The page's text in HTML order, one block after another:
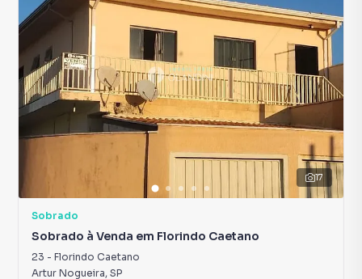
17
Sobrado
Sobrado à Venda em Florindo Caetano
23 - Florindo Caetano
Artur Nogueira, SP